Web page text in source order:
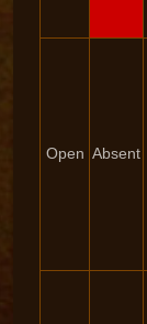
Open Absent